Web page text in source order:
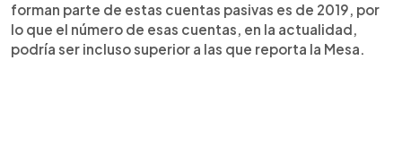
forman parte de estas cuentas pasivas es de 2019, por
lo que el número de esas cuentas, en la actualidad,
podría ser incluso superior a las que reporta la Mesa.